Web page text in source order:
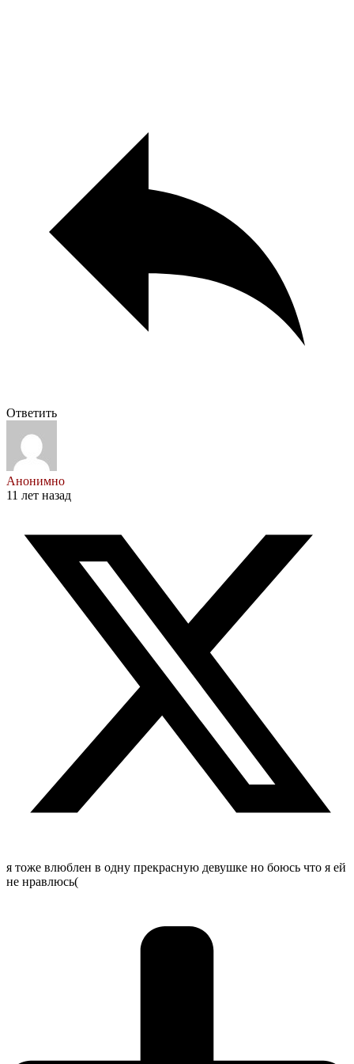
Ответить
Анонимно
11 лет назад
я тоже влюблен в одну прекрасную девушке но боюсь что я ей
не нравлюсь(